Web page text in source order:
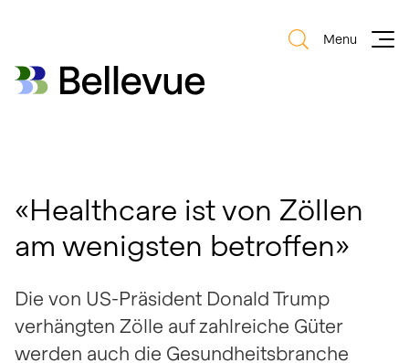
Bellevue Group AG
Menu
«Healthcare ist von Zöllen
am wenigsten betroffen»
Die von US-Präsident Donald Trump
verhängten Zölle auf zahlreiche Güter
werden auch die Gesundheitsbranche